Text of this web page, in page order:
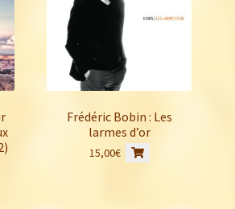
Frédéric Bobin : Les
larmes d’or
15,00€